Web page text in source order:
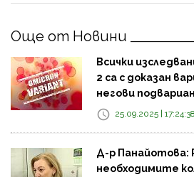
Още от Новини
Всички
2 са с доказан
негови
25.09.2025 | 17:24:38
Д-р Панайотова:
необходимите